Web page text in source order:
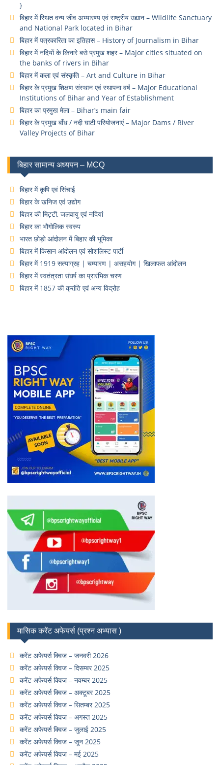
}
बिहार में स्थित वन्य जीव अभ्यारण्य एवं राष्ट्रीय उद्यान – Wildlife Sanctuary
and National Park located in Bihar
बिहार में पत्रकारिता का इतिहास – History of Journalism in Bihar
बिहार में नदियों के किनारे बसे प्रमुख शहर – Major cities situated on
the banks of rivers in Bihar
बिहार में कला एवं संस्कृति – Art and Culture in Bihar
बिहार के प्रमुख शिक्षण संस्थान एवं स्थापना वर्ष – Major Educational
Institutions of Bihar and Year of Establishment
बिहार का प्रमुख मेला – Bihar’s main fair
बिहार के प्रमुख बाँध / नदी घाटी परियोजनाएं – Major Dams / River
Valley Projects of Bihar
बिहार सामान्य अध्ययन – MCQ
बिहार में कृषि एवं सिंचाई
बिहार के खनिज एवं उद्योग
बिहार की मिट्टी, जलवायु एवं नदियां
बिहार का भौगोलिक स्वरुप
भारत छोड़ो आंदोलन में बिहार की भूमिका
बिहार में किसान आंदोलन एवं सोशलिस्ट पार्टी
बिहार में 1919 सत्याग्रह | चम्पारण | असहयोग | खिलाफत आंदोलन
बिहार में स्वतंत्रता संघर्ष का प्रारंभिक चरण
बिहार में 1857 की क्रांति एवं अन्य विद्रोह
मासिक करेंट अफेयर्स (प्रश्न अभ्यास )
करेंट अफेयर्स क्विज – जनवरी 2026
करेंट अफेयर्स क्विज – दिसम्बर 2025
करेंट अफेयर्स क्विज – नवम्बर 2025
करेंट अफेयर्स क्विज – अक्टूबर 2025
करेंट अफेयर्स क्विज – सितम्बर 2025
करेंट अफेयर्स क्विज – अगस्त 2025
करेंट अफेयर्स क्विज – जुलाई 2025
करेंट अफेयर्स क्विज – जून 2025
करेंट अफेयर्स क्विज – मई 2025